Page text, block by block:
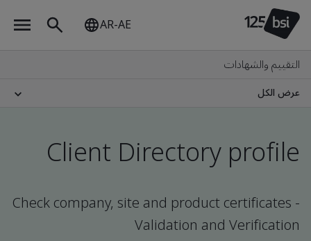
AR-AE
التقييم والشهادات
عرض الكل
Client Directory profile
Check company, site and product certificates -
Validation and Verification